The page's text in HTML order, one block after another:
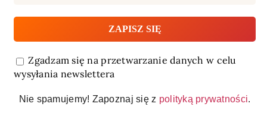
Zgadzam się na przetwarzanie danych w celu
wysyłania newslettera
Nie spamujemy! Zapoznaj się z polityką prywatności.